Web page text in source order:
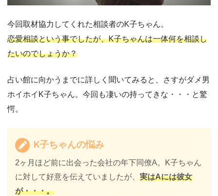
今回取材協力してくれた相談者のK子ちゃん。
恋愛相談という事でしたが、K子ちゃんは一体何を相談し
たいのでしょうか？
占い館に向かうまでに詳しく聞いてみると、さすがダメ男
ホイホイK子ちゃん。今回も凄いの持ってきな・・・と驚
愕。
K子ちゃんの悩み
2ヶ月ほど前に出会った会社の年下同僚A。K子ちゃん
に対して好意を伝えていましたが、 実はAには彼女
が・・・。